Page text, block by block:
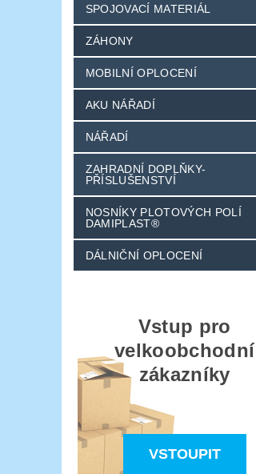
SPOJOVACÍ MATERIÁL
ZÁHONY
MOBILNÍ OPLOCENÍ
AKU NÁŘADÍ
NÁŘADÍ
ZAHRADNÍ DOPLŇKY-
PŘÍSLUŠENSTVÍ
NOSNÍKY PLOTOVÝCH POLÍ
DAMIPLAST®
DÁLNIČNÍ OPLOCENÍ
Vstup pro
velkoobchodní
zákazníky
VSTOUPIT